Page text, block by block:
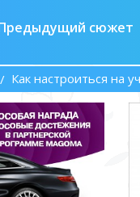
сюжет
Как настроиться на